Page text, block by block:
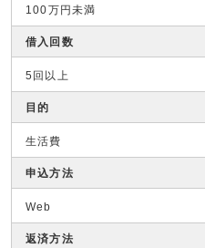
100万円未満
借入回数
5回以上
目的
生活費
申込方法
Web
返済方法